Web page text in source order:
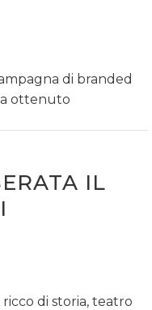
di branded
ottenuto
IL
di storia, teatro